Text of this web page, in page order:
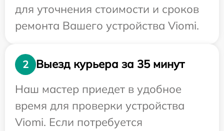
для уточнения стоимости и сроков
ремонта Вашего устройства Viomi.
2
Выезд курьера за 35 минут
Наш мастер приедет в удобное
время для проверки устройства
Viomi. Если потребуется